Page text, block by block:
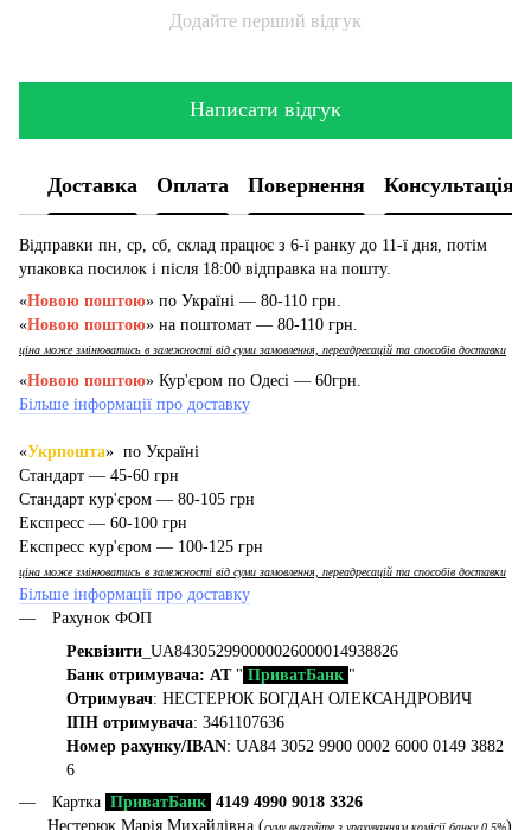
Додайте перший відгук
Написати відгук
Доставка Оплата Повернення Консультація
Відправки пн, ср, сб, склад працює з 6-ї ранку до 11-ї дня, потім
упаковка посилок і після 18:00 відправка на пошту.
«Новою поштою» по Україні — 80-110 грн.
«Новою поштою» на поштомат — 80-110 грн.
ціна може змінюватись в залежності від суми замовлення, переадресацій та способів доставки
«Новою поштою» Кур'єром по Одесі — 60грн.
Більше інформації про доставку
«Укрпошта» по Україні
Стандарт — 45-60 грн
Стандарт кур'єром — 80-105 грн
Експресс — 60-100 грн
Експресс кур'єром — 100-125 грн
ціна може змінюватись в залежності від суми замовлення, переадресацій та способів доставки
Більше інформації про доставку
Рахунок ФОП
Реквізити _UA843052990000026000014938826
Банк отримувача: АТ" ПриватБанк "
Отримувач: НЕСТЕРЮК БОГДАН ОЛЕКСАНДРОВИЧ
ІПН отримувача: 3461107636
Номер рахунку/IBAN: UA84 3052 9900 0002 6000 0149 3882
6
Картка ПриватБанк 4149 4990 9018 3326
Нестерюк Марія Михайлівна (суму вказуйте з урахуванням комісії банку 0,5%)